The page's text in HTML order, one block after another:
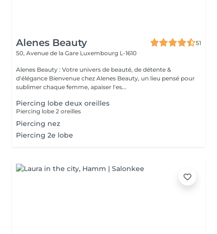
Alenes Beauty
51
50, Avenue de la Gare Luxembourg L-1610
Alenes Beauty : Votre univers de beauté, de détente &
d'élégance Bienvenue chez Alenes Beauty, un lieu pensé pour
sublimer chaque femme, apaiser l'es...
Piercing lobe deux oreilles
Piercing lobe 2 oreilles
Piercing nez
Piercing 2e lobe